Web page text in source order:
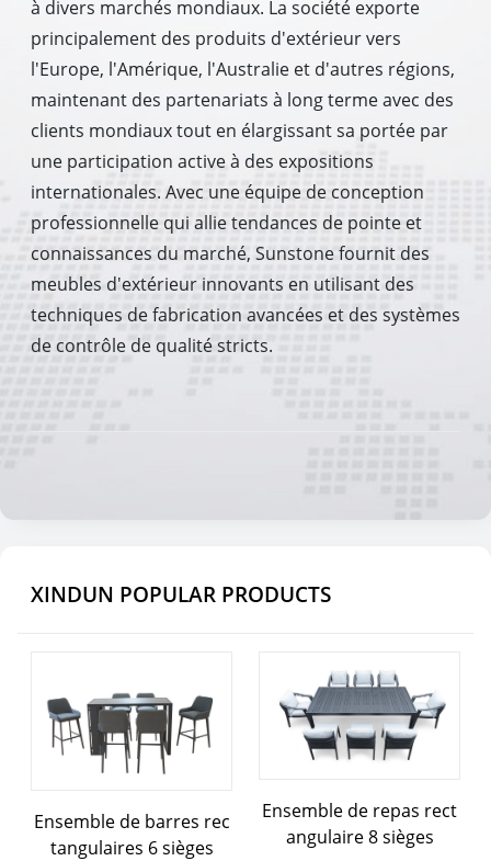
à divers marchés mondiaux. La société exporte
principalement des produits d'extérieur vers
l'Europe, l'Amérique, l'Australie et d'autres régions,
maintenant des partenariats à long terme avec des
clients mondiaux tout en élargissant sa portée par
une participation active à des expositions
internationales. Avec une équipe de conception
professionnelle qui allie tendances de pointe et
connaissances du marché, Sunstone fournit des
meubles d'extérieur innovants en utilisant des
techniques de fabrication avancées et des systèmes
de contrôle de qualité stricts.
XINDUN POPULAR PRODUCTS
Ensemble de barres rec
tangulaires 6 sièges
Ensemble de repas rect
angulaire 8 sièges